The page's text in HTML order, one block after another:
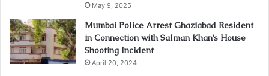
May 9, 2025
Mumbai Police Arrest Ghaziabad Resident
in Connection with Salman Khan’s House
Shooting Incident
April 20, 2024